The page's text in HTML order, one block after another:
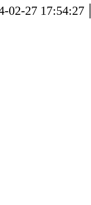
02-27 17:54:27